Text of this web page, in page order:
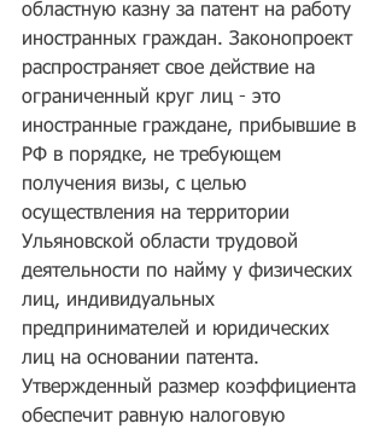
областную казну за патент на работу
иностранных граждан. Законопроект
распространяет свое действие на
ограниченный круг лиц - это
иностранные граждане, прибывшие в
РФ в порядке, не требующем
получения визы, с целью
осуществления на территории
Ульяновской области трудовой
деятельности по найму у физических
лиц, индивидуальных
предпринимателей и юридических
лиц на основании патента.
Утвержденный размер коэффициента
обеспечит равную налоговую